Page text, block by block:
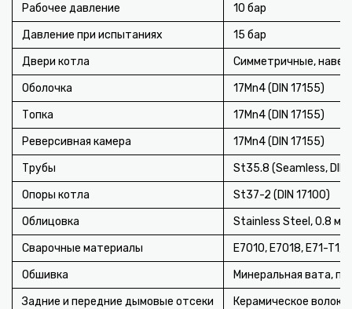
Рабочее давление
10 бар
Давление при испытаниях
15 бар
Двери котла
Симметричные,
Оболочка
17Mn4 (DIN 17155)
Топка
17Mn4 (DIN 17155)
Реверсивная камера
17Mn4 (DIN 17155)
Трубы
St35.8 (Seamless, DIN
Опоры котла
St37-2 (DIN 17100)
Облицовка
Stainless Steel, 0.8 мм
Сварочные материалы
E7010, E7018, E71-T1,
Обшивка
Минеральная вата,
Задние и передние дымовые отсеки
Керамическое